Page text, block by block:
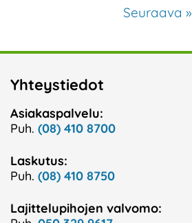
Seuraava »
Yhteystiedot
Asiakaspalvelu:
Puh. (08) 410 8700
Laskutus:
Puh. (08) 410 8750
Lajittelupihojen valvomo: